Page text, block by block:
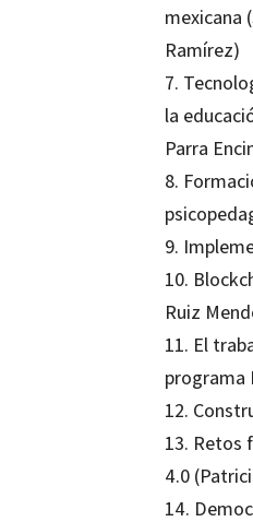
mexicana
Ramírez)
7.
la
Parra
8.
9.
10.
Ruiz
11. El
programa
12.
13. Retos
4.0
14.